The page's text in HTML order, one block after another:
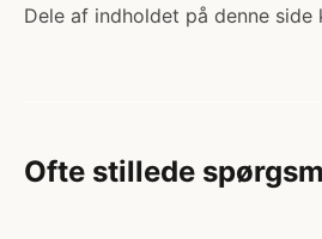
Dele af indholdet på denne
Ofte stillede